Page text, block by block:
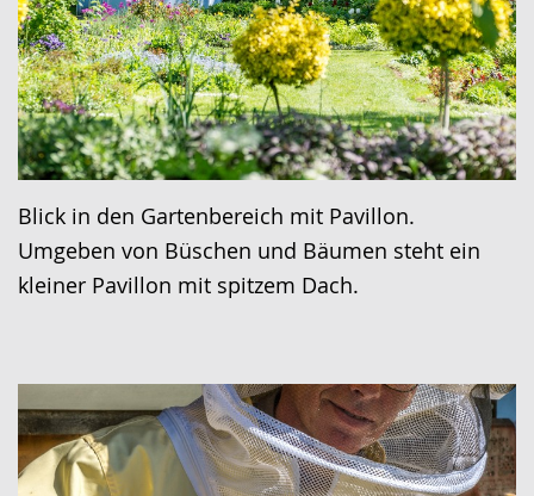
Blick in den Gartenbereich mit Pavillon.
Umgeben von Büschen und Bäumen steht ein
kleiner Pavillon mit spitzem Dach.